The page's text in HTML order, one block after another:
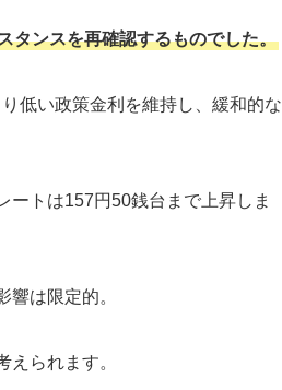
タンスを再確認するものでした。
低い政策金利を維持し、緩和的な
ートは157円50銭台まで上昇しま
は限定的。
られます。